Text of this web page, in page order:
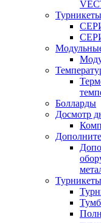
Болларды
Досмотр
Турникеты